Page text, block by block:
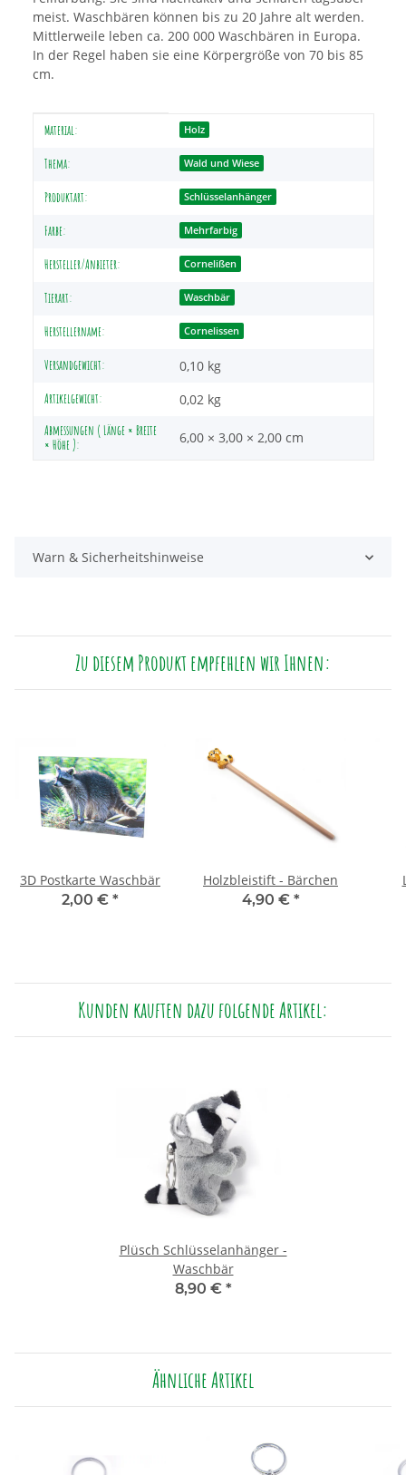
meist. Waschbären können bis zu 20 Jahre alt werden.
Mittlerweile leben ca. 200 000 Waschbären in Europa.
In der Regel haben sie eine Körpergröße von 70 bis 85
cm.
Produkteigenschaft
Wert
Material: Holz
Thema: Wald und Wiese
Produktart: Schlüsselanhänger
Farbe: Mehrfarbig
Hersteller/Anbieter: Cornelißen
Tierart: Waschbär
Herstellername: Cornelissen
Versandgewicht: 0,10 kg
Artikelgewicht: 0,02 kg
Abmessungen ( Länge × Breite
× Höhe ):
6,00 × 3,00 × 2,00 cm
Warn & Sicherheitshinweise
Zu diesem Produkt empfehlen wir Ihnen:
3D Postkarte Waschbär
2,00 € *
Holzbleistift - Bärchen
4,90 € *
Kunden kauften dazu folgende Artikel:
Plüsch Schlüsselanhänger -
Waschbär
8,90 € *
Ähnliche Artikel